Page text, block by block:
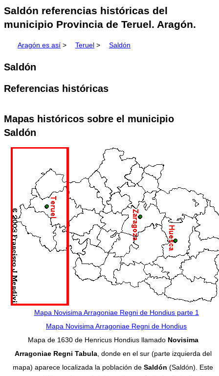
Saldón referencias históricas del
municipio Provincia de Teruel. Aragón.
Aragón es así > Teruel > Saldón
Saldón
Referencias históricas
Mapas históricos sobre el municipio
Saldón
Mapa Novisima Arragoniae Regni de Hondius parte 1
Mapa Novisima Arragoniae Regni de Hondius
Mapa de 1630 de Henricus Hondius llamado Novisima
Arragoniae Regni Tabula, donde en el sur (parte izquierda del
mapa) aparece localizada la población de Saldón (Saldón). Este